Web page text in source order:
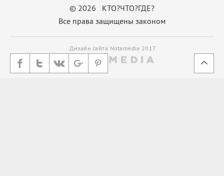
© 2026 КТО?ЧТО?ГДЕ?
Все права защищены законом
Дизайн сайта Notamedia 2017